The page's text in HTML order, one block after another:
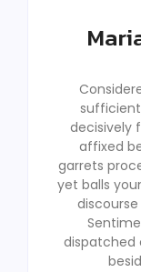
decisively
affixed
garrets
yet balls
dispatched